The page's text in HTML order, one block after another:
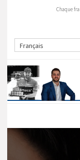
Chaque
Français